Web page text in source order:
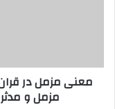
قران
معنی مزمل در
مزمل و